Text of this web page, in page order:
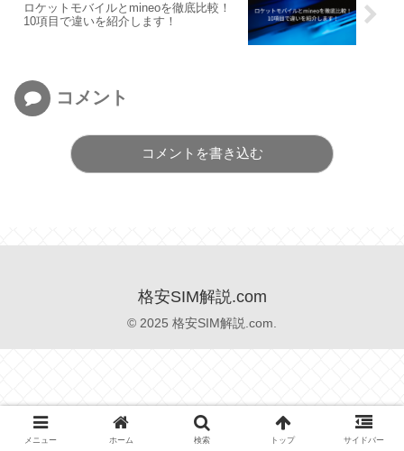
ロケットモバイルとmineoを徹底比較！
10項目で違いを紹介します！
コメント
コメントを書き込む
格安SIM解説.com
© 2025 格安SIM解説.com.
メニュー ホーム 検索 トップ サイドバー